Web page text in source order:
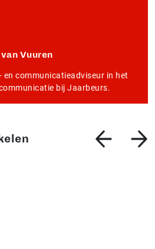
Vuuren
en communicatieadviseur in het
bij Jaarbeurs.